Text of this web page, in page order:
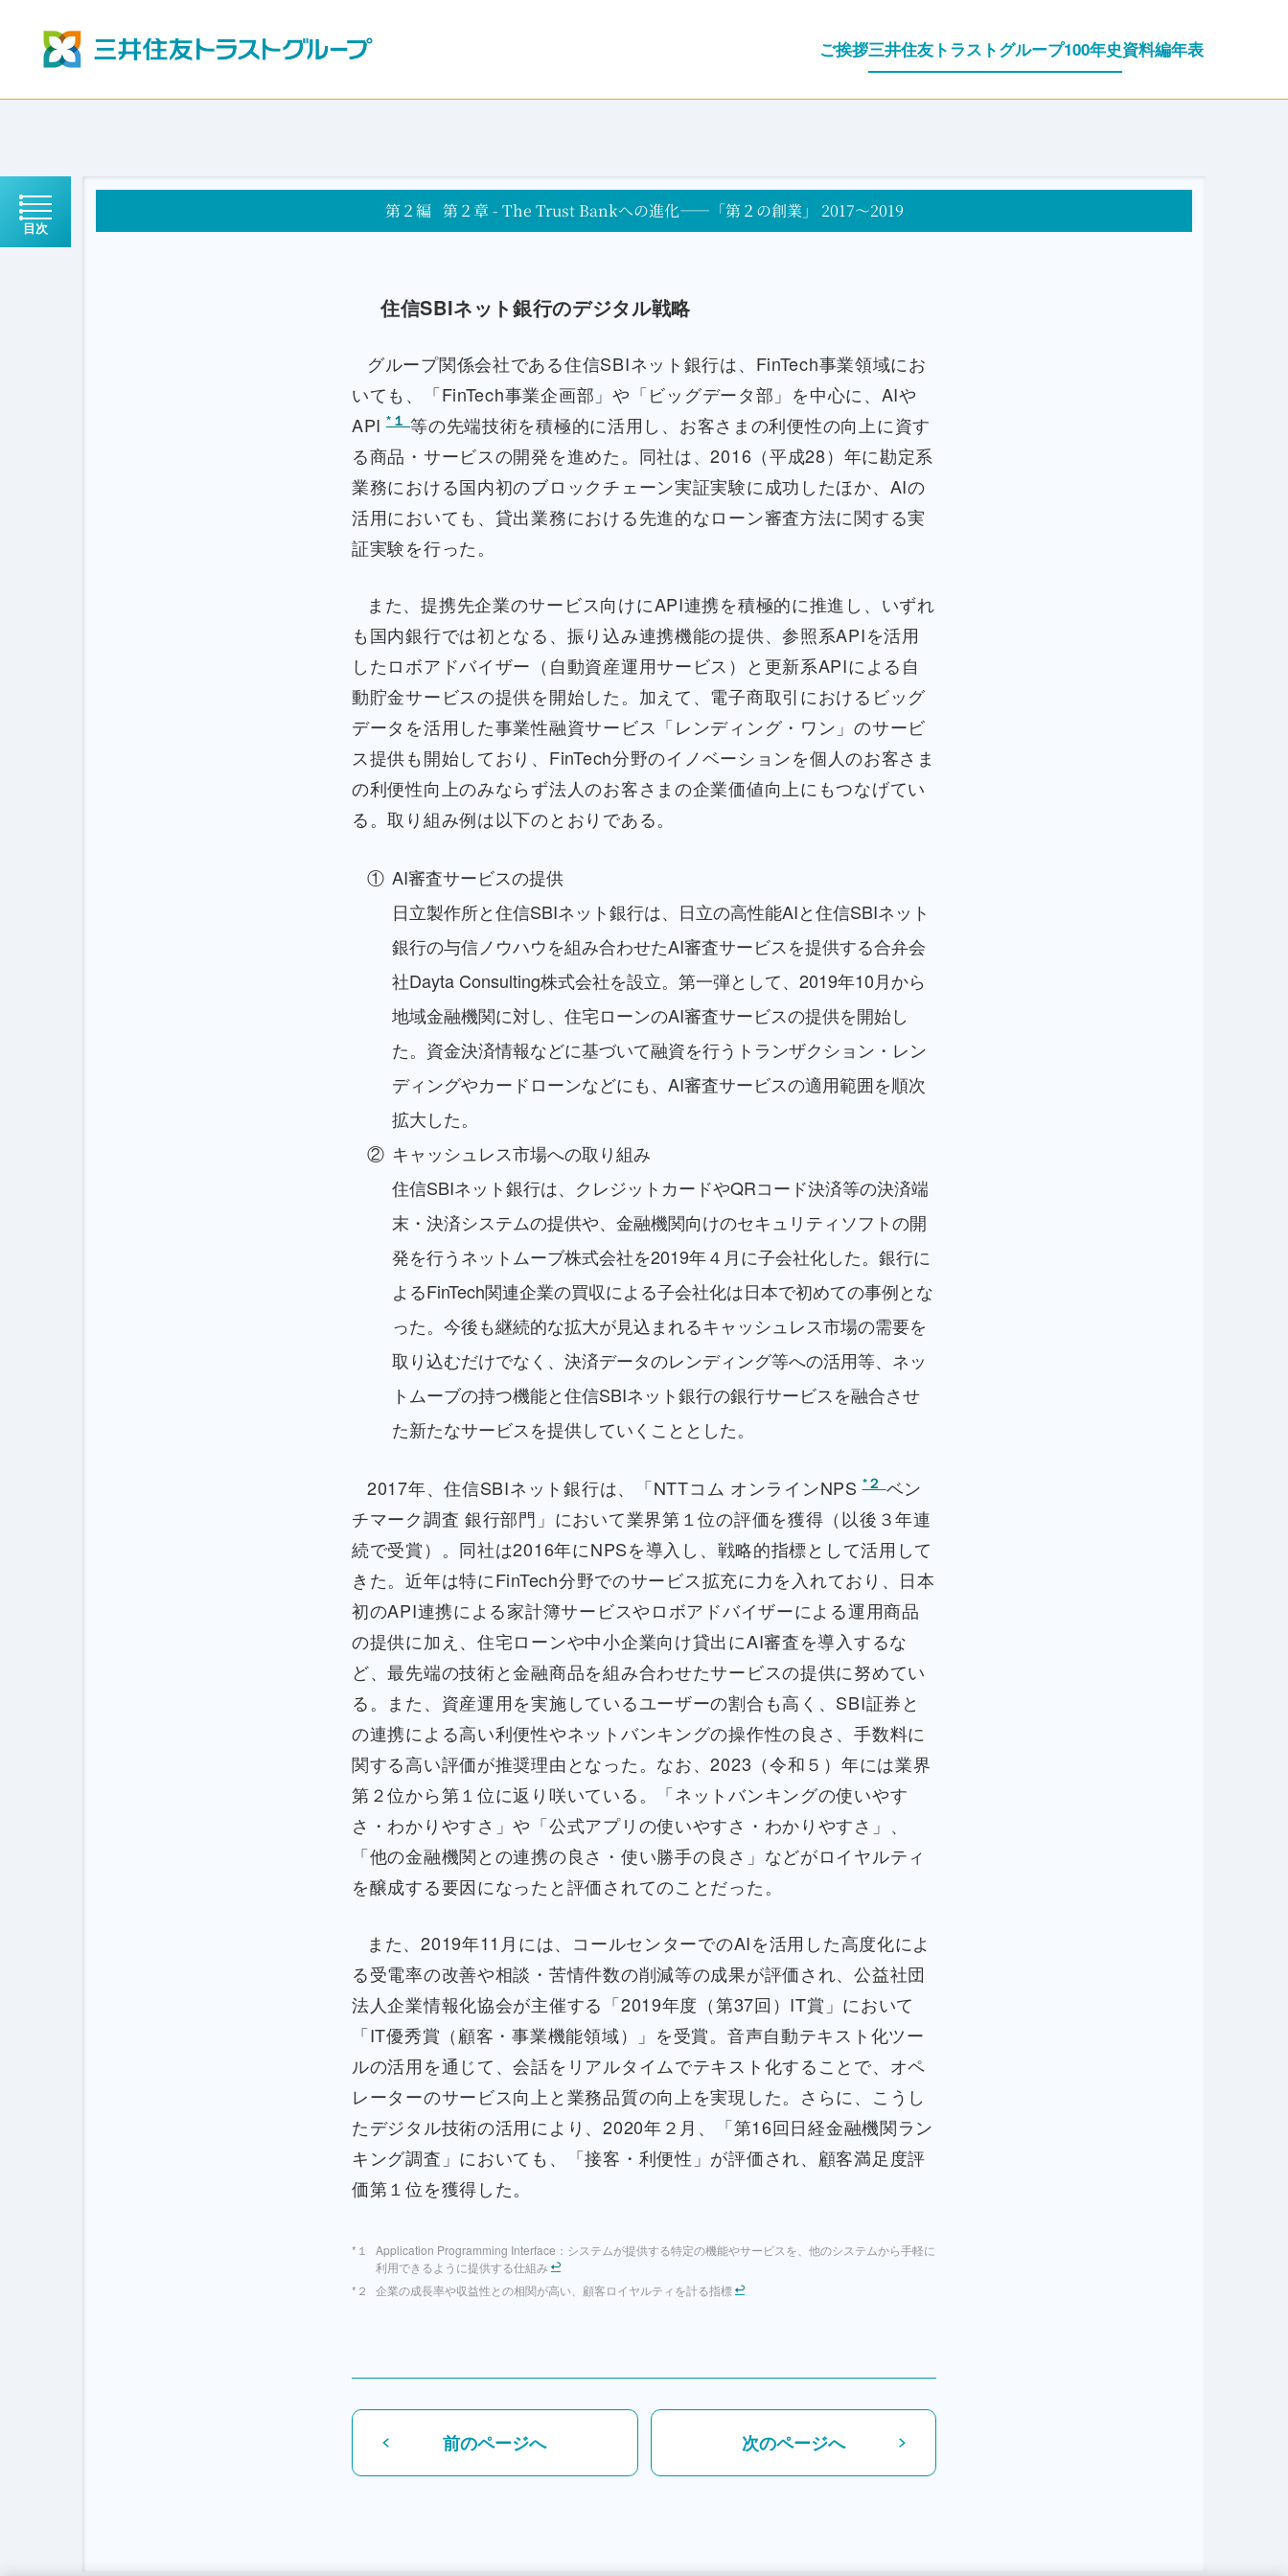
ご挨拶三井住友トラストグループ100年史資料編年表
目次
第２編 第２章 - The Trust Bankへの進化――「第２の創業」 2017～2019
住信SBIネット銀行のデジタル戦略
グループ関係会社である住信SBIネット銀行は、FinTech事業領域にお
いても、「FinTech事業企画部」や「ビッグデータ部」を中心に、AIや
API *１等の先端技術を積極的に活用し、お客さまの利便性の向上に資す
る商品・サービスの開発を進めた。同社は、2016（平成28）年に勘定系
業務における国内初のブロックチェーン実証実験に成功したほか、AIの
活用においても、貸出業務における先進的なローン審査方法に関する実
証実験を行った。
また、提携先企業のサービス向けにAPI連携を積極的に推進し、いずれ
も国内銀行では初となる、振り込み連携機能の提供、参照系APIを活用
したロボアドバイザー（自動資産運用サービス）と更新系APIによる自
動貯金サービスの提供を開始した。加えて、電子商取引におけるビッグ
データを活用した事業性融資サービス「レンディング・ワン」のサービ
ス提供も開始しており、FinTech分野のイノベーションを個人のお客さま
の利便性向上のみならず法人のお客さまの企業価値向上にもつなげてい
る。取り組み例は以下のとおりである。
AI審査サービスの提供
日立製作所と住信SBIネット銀行は、日立の高性能AIと住信SBIネット
銀行の与信ノウハウを組み合わせたAI審査サービスを提供する合弁会
社Dayta Consulting株式会社を設立。第一弾として、2019年10月から
地域金融機関に対し、住宅ローンのAI審査サービスの提供を開始し
た。資金決済情報などに基づいて融資を行うトランザクション・レン
ディングやカードローンなどにも、AI審査サービスの適用範囲を順次
拡大した。
キャッシュレス市場への取り組み
住信SBIネット銀行は、クレジットカードやQRコード決済等の決済端
末・決済システムの提供や、金融機関向けのセキュリティソフトの開
発を行うネットムーブ株式会社を2019年４月に子会社化した。銀行に
よるFinTech関連企業の買収による子会社化は日本で初めての事例とな
った。今後も継続的な拡大が見込まれるキャッシュレス市場の需要を
取り込むだけでなく、決済データのレンディング等への活用等、ネッ
トムーブの持つ機能と住信SBIネット銀行の銀行サービスを融合させ
た新たなサービスを提供していくこととした。
2017年、住信SBIネット銀行は、「NTTコム オンラインNPS *２ ベン
チマーク調査 銀行部門」において業界第１位の評価を獲得（以後３年連
続で受賞）。同社は2016年にNPSを導入し、戦略的指標として活用して
きた。近年は特にFinTech分野でのサービス拡充に力を入れており、日本
初のAPI連携による家計簿サービスやロボアドバイザーによる運用商品
の提供に加え、住宅ローンや中小企業向け貸出にAI審査を導入するな
ど、最先端の技術と金融商品を組み合わせたサービスの提供に努めてい
る。また、資産運用を実施しているユーザーの割合も高く、SBI証券と
の連携による高い利便性やネットバンキングの操作性の良さ、手数料に
関する高い評価が推奨理由となった。なお、2023（令和５）年には業界
第２位から第１位に返り咲いている。「ネットバンキングの使いやす
さ・わかりやすさ」や「公式アプリの使いやすさ・わかりやすさ」、
「他の金融機関との連携の良さ・使い勝手の良さ」などがロイヤルティ
を醸成する要因になったと評価されてのことだった。
また、2019年11月には、コールセンターでのAIを活用した高度化によ
る受電率の改善や相談・苦情件数の削減等の成果が評価され、公益社団
法人企業情報化協会が主催する「2019年度（第37回）IT賞」において
「IT優秀賞（顧客・事業機能領域）」を受賞。音声自動テキスト化ツー
ルの活用を通じて、会話をリアルタイムでテキスト化することで、オペ
レーターのサービス向上と業務品質の向上を実現した。さらに、こうし
たデジタル技術の活用により、2020年２月、「第16回日経金融機関ラン
キング調査」においても、「接客・利便性」が評価され、顧客満足度評
価第１位を獲得した。
Application Programming Interface：システムが提供する特定の機能やサービスを、他のシステムから手軽に
利用できるように提供する仕組み
企業の成長率や収益性との相関が高い、顧客ロイヤルティを計る指標
前のページへ 次のページへ